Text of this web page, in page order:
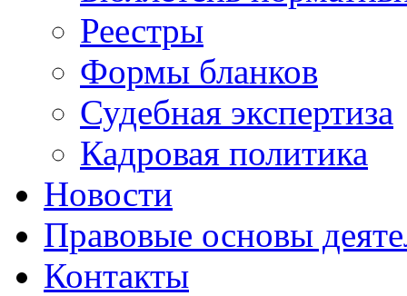
Реестры
Формы бланков
Судебная экспертиза
Кадровая политика
Новости
Правовые основы
Контакты